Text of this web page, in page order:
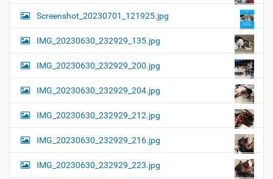
Screenshot_20230701_121925.jpg
IMG_20230630_232929_135.jpg
IMG_20230630_232929_200.jpg
IMG_20230630_232929_204.jpg
IMG_20230630_232929_212.jpg
IMG_20230630_232929_216.jpg
IMG_20230630_232929_223.jpg